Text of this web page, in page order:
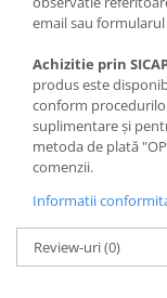
Jocuri cu numere
Jocuri de indemanare
Jocuri de carti
Jocuri interactive
Jocuri de podea
Carti pentru copii 2
email sau
Achizitie prin
produs este
conform
suplimentare și
metoda de plată
comenzii.
Informatii
Review-uri(0)